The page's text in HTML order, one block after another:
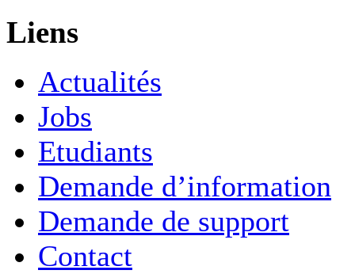
Liens
Actualités
Jobs
Etudiants
Demande d’information
Demande de support
Contact